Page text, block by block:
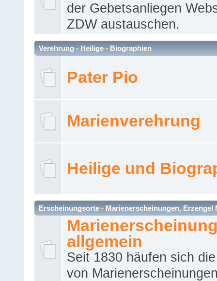
der Gebetsanliegen
ZDW austauschen.
Verehrung - Heilige - Biographien
Pater Pio
Marienverehrung
Heilige und
Erscheinungsorte - Marienerscheinungen, Erzengel
allgemein
Seit 1830 häufen sich
von